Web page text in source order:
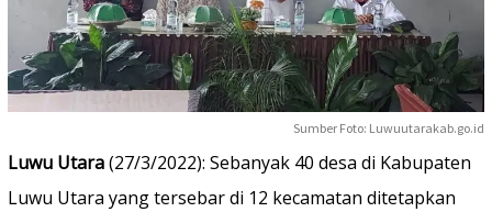
Sumber Foto: Luwuutarakab.go.id
Luwu Utara(27/3/2022): Sebanyak 40 desa di Kabupaten
Luwu Utara yang tersebar di 12 kecamatan ditetapkan